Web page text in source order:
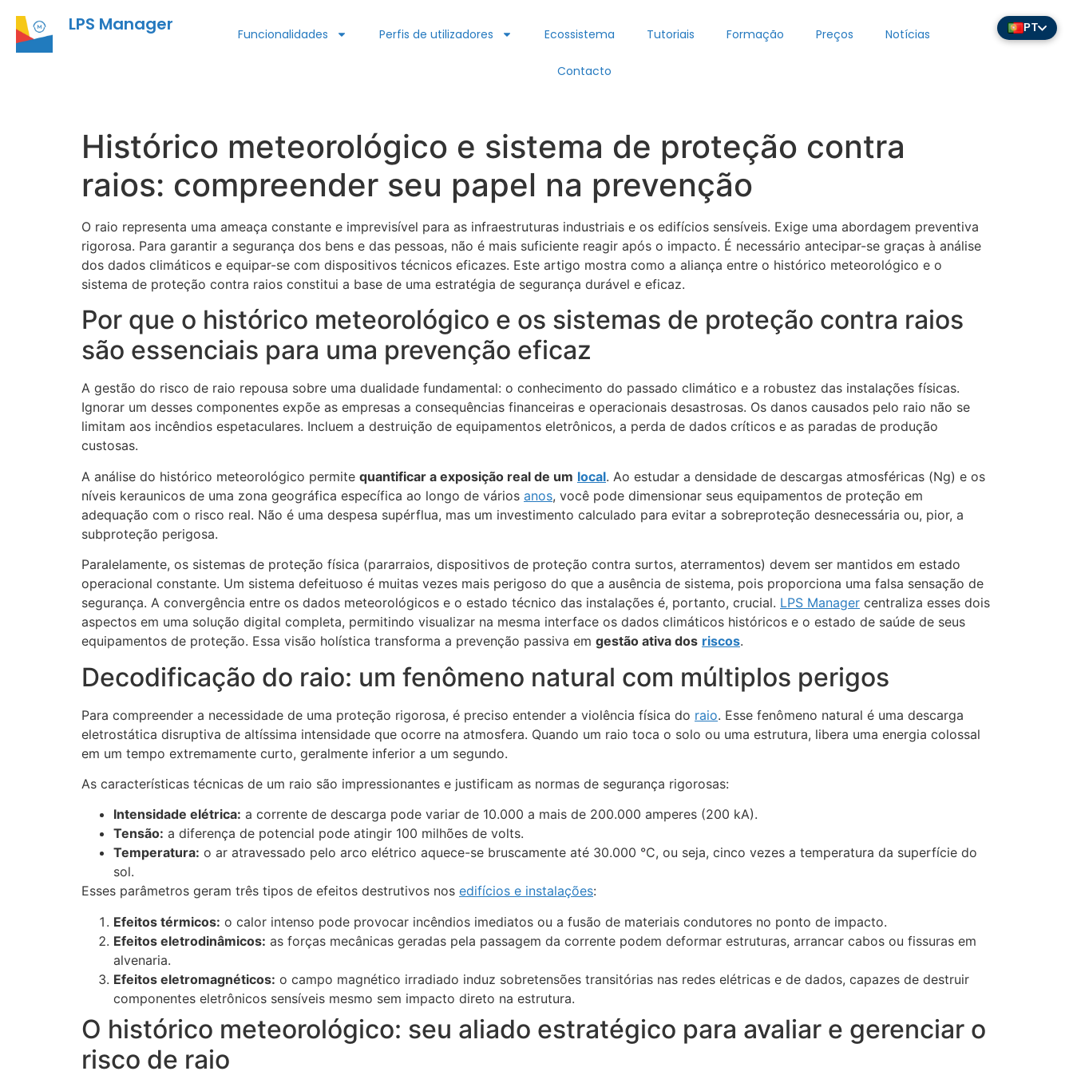
LPS Manager Funcionalidades Perfis de utilizadores Ecossistema Tutoriais Formação Preços Notícias
Contacto
Histórico meteorológico e sistema de proteção contra
raios: compreender seu papel na prevenção
O raio representa uma ameaça constante e imprevisível para as infraestruturas industriais e os edifícios sensíveis. Exige uma abordagem preventiva
rigorosa. Para garantir a segurança dos bens e das pessoas, não é mais suficiente reagir após o impacto. É necessário antecipar-se graças à análise
dos dados climáticos e equipar-se com dispositivos técnicos eficazes. Este artigo mostra como a aliança entre o histórico meteorológico e o
sistema de proteção contra raios constitui a base de uma estratégia de segurança durável e eficaz.
Por que o histórico meteorológico e os sistemas de proteção contra raios
são essenciais para uma prevenção eficaz
A gestão do risco de raio repousa sobre uma dualidade fundamental: o conhecimento do passado climático e a robustez das instalações físicas.
Ignorar um desses componentes expõe as empresas a consequências financeiras e operacionais desastrosas. Os danos causados pelo raio não se
limitam aos incêndios espetaculares. Incluem a destruição de equipamentos eletrônicos, a perda de dados críticos e as paradas de produção
custosas.
A análise do histórico meteorológico permite quantificar a exposição real de um local. Ao estudar a densidade de descargas atmosféricas (Ng) e os
níveis keraunicos de uma zona geográfica específica ao longo de vários anos, você pode dimensionar seus equipamentos de proteção em
adequação com o risco real. Não é uma despesa supérflua, mas um investimento calculado para evitar a sobreproteção desnecessária ou, pior, a
subproteção perigosa.
Paralelamente, os sistemas de proteção física (pararraios, dispositivos de proteção contra surtos, aterramentos) devem ser mantidos em estado
operacional constante. Um sistema defeituoso é muitas vezes mais perigoso do que a ausência de sistema, pois proporciona uma falsa sensação de
segurança. A convergência entre os dados meteorológicos e o estado técnico das instalações é, portanto, crucial. LPS Manager centraliza esses dois
aspectos em uma solução digital completa, permitindo visualizar na mesma interface os dados climáticos históricos e o estado de saúde de seus
equipamentos de proteção. Essa visão holística transforma a prevenção passiva em gestão ativa dos riscos.
Decodificação do raio: um fenômeno natural com múltiplos perigos
Para compreender a necessidade de uma proteção rigorosa, é preciso entender a violência física do raio. Esse fenômeno natural é uma descarga
eletrostática disruptiva de altíssima intensidade que ocorre na atmosfera. Quando um raio toca o solo ou uma estrutura, libera uma energia colossal
em um tempo extremamente curto, geralmente inferior a um segundo.
As características técnicas de um raio são impressionantes e justificam as normas de segurança rigorosas:
Intensidade elétrica: a corrente de descarga pode variar de 10.000 a mais de 200.000 amperes (200 kA).
Tensão: a diferença de potencial pode atingir 100 milhões de volts.
Temperatura: o ar atravessado pelo arco elétrico aquece-se bruscamente até 30.000 °C, ou seja, cinco vezes a temperatura da superfície do
sol.
Esses parâmetros geram três tipos de efeitos destrutivos nos edifícios e instalações:
Efeitos térmicos: o calor intenso pode provocar incêndios imediatos ou a fusão de materiais condutores no ponto de impacto.
Efeitos eletrodinâmicos: as forças mecânicas geradas pela passagem da corrente podem deformar estruturas, arrancar cabos ou fissuras em
alvenaria.
Efeitos eletromagnéticos: o campo magnético irradiado induz sobretensões transitórias nas redes elétricas e de dados, capazes de destruir
componentes eletrônicos sensíveis mesmo sem impacto direto na estrutura.
O histórico meteorológico: seu aliado estratégico para avaliar e gerenciar o
risco de raio
PT